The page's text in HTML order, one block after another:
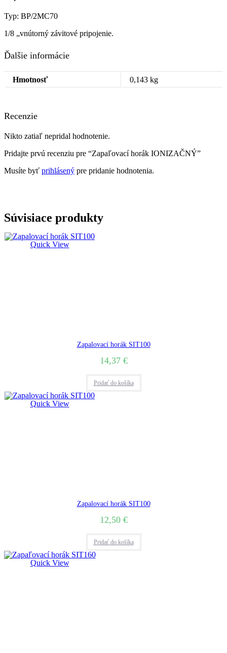
Typ: BP/2MC70
1/8 „vnútorný závitové pripojenie.
Ďalšie informácie
Hmotnosť 0,143 kg
Recenzie
Nikto zatiaľ nepridal hodnotenie.
Pridajte prvú recenziu pre “Zapaľovací horák IONIZAČNÝ”
Musíte byť prihlásený pre pridanie hodnotenia.
Súvisiace produkty
Quick View
Zapalovací horák SIT100
14,37 €
Pridať do košíka
Quick View
Zapalovací horák SIT100
12,50 €
Pridať do košíka
Quick View